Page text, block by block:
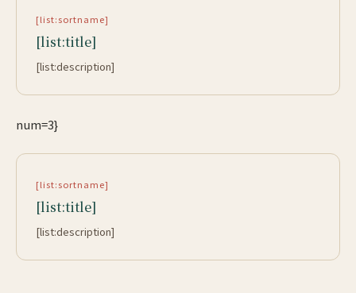
[list:sortname]
[list:title]
[list:description]
num=3}
[list:sortname]
[list:title]
[list:description]